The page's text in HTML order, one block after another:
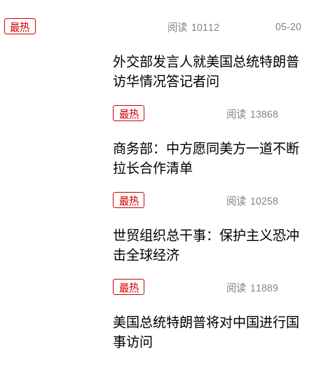
最热 阅读 10112 05-20
外交部发言人就美国总统特朗普
访华情况答记者问
最热 阅读 13868
商务部：中方愿同美方一道不断
拉长合作清单
最热 阅读 10258
世贸组织总干事：保护主义恐冲
击全球经济
最热 阅读 11889
美国总统特朗普将对中国进行国
事访问